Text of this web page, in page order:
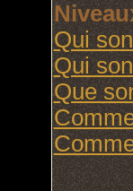
Qui
Qui
Que